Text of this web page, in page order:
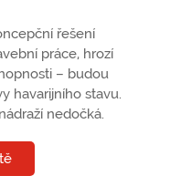
řešení
práce, hrozí
– budou
havarijního stavu.
nedočká.